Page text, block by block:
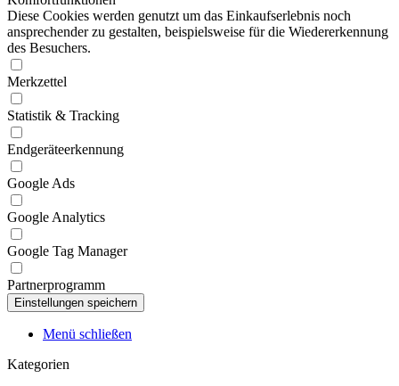
Diese Cookies werden genutzt um das Einkaufserlebnis noch
ansprechender zu gestalten, beispielsweise für die Wiedererkennung
des Besuchers.
Merkzettel
Statistik & Tracking
Endgeräteerkennung
Google Ads
Google Analytics
Google Tag Manager
Partnerprogramm
Menü schließen
Kategorien